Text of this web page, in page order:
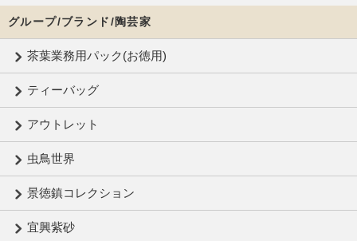
グループ/ブランド/陶芸家
茶葉業務用パック(お徳用)
ティーバッグ
アウトレット
虫鳥世界
景徳鎮コレクション
宜興紫砂